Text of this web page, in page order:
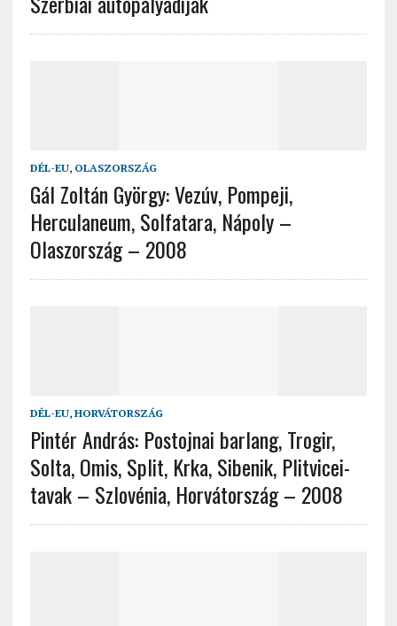
DÉL-EU, OLASZORSZÁG
Gál Zoltán György: Vezúv, Pompeji,
Herculaneum, Solfatara, Nápoly –
Olaszország – 2008
DÉL-EU, HORVÁTORSZÁG
Pintér András: Postojnai barlang, Trogir,
Solta, Omis, Split, Krka, Sibenik, Plitvicei-
tavak – Szlovénia, Horvátország – 2008